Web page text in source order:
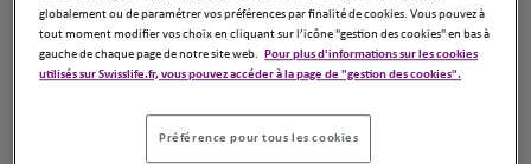
2 WALTER Lucas
3 Place Saint-Nabor
57500 SAINT-AVOLD
globalement ou de paramétrer vos préférences par finalité de cookies. Vous pouvez à
tout moment modifier vos choix en cliquant sur l’icône "gestion des cookies" en bas à
gauche de chaque page de notre site web. Pour plus d'informations sur les cookies
utilisés sur Swisslife.fr, vous pouvez accéder à la page de "gestion des cookies".
Préférence pour tous les cookies